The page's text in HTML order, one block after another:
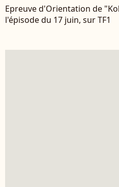
Epreuve d'Orientation de
l'épisode du 17 juin, sur TF1